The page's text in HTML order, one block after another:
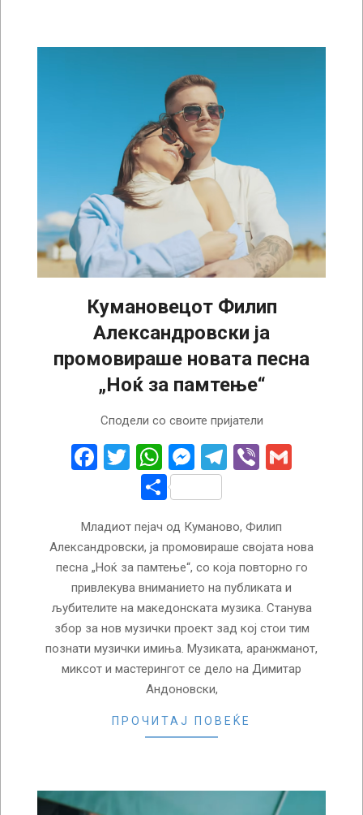
Кумановецот Филип
Александровски ја
промовираше новата песна
„Ноќ за памтење“
Сподели со своите пријатели
Facebook
Twitter
WhatsApp
Messenger
Telegram
Viber
Share
Младиот пејач од Куманово, Филип
Александровски, ја промовираше својата нова
песна „Ноќ за памтење“, со која повторно го
привлекува вниманието на публиката и
љубителите на македонската музика. Станува
збор за нов музички проект зад кој стои тим
познати музички имиња. Музиката, аранжманот,
миксот и мастерингот се дело на Димитар
Андоновски,
ПРОЧИТАЈ ПОВЕЌЕ